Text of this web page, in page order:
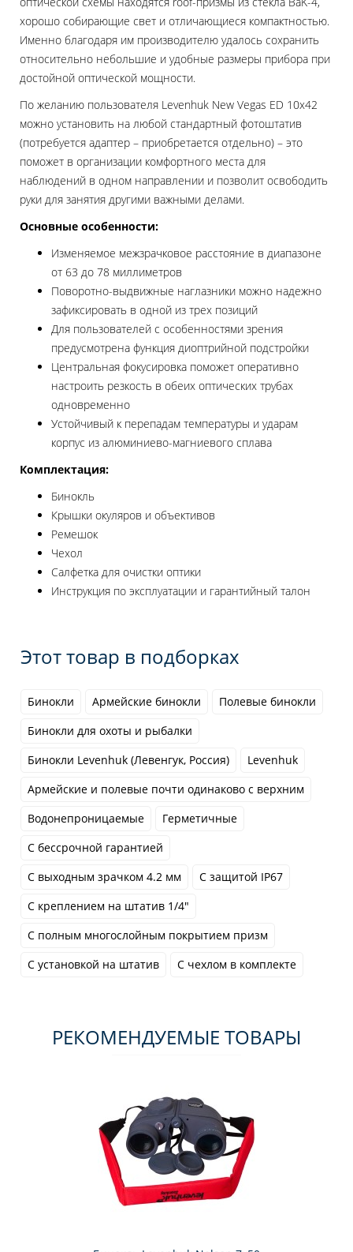
хорошо собирающие свет и отличающиеся компактностью.
Именно благодаря им производителю удалось сохранить
относительно небольшие и удобные размеры прибора при
достойной оптической мощности.
По желанию пользователя Levenhuk New Vegas ED 10x42
можно установить на любой стандартный фотоштатив
(потребуется адаптер – приобретается отдельно) – это
поможет в организации комфортного места для
наблюдений в одном направлении и позволит освободить
руки для занятия другими важными делами.
Основные особенности:
Изменяемое межзрачковое расстояние в диапазоне
от 63 до 78 миллиметров
Поворотно-выдвижные наглазники можно надежно
зафиксировать в одной из трех позиций
Для пользователей с особенностями зрения
предусмотрена функция диоптрийной подстройки
Центральная фокусировка поможет оперативно
настроить резкость в обеих оптических трубах
одновременно
Устойчивый к перепадам температуры и ударам
корпус из алюминиево-магниевого сплава
Комплектация:
Бинокль
Крышки окуляров и объективов
Ремешок
Чехол
Салфетка для очистки оптики
Инструкция по эксплуатации и гарантийный талон
Этот товар в подборках
Бинокли Армейские бинокли
Полевые бинокли
Бинокли для охоты и рыбалки
Бинокли Levenhuk (Левенгук, Россия)
Levenhuk
Армейские и полевые почти одинаково с верхним
Водонепроницаемые
Герметичные
С бессрочной гарантией
С выходным зрачком 4.2 мм
С защитой IP67
С креплением на штатив 1/4"
С полным многослойным покрытием призм
С установкой на штатив
С чехлом в комплекте
РЕКОМЕНДУЕМЫЕ ТОВАРЫ